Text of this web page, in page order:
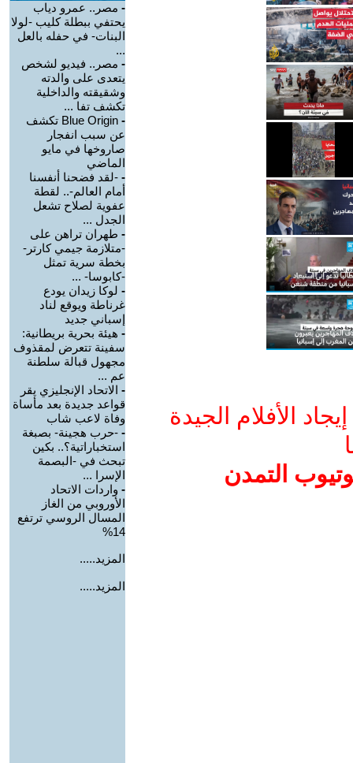
الأفلام الجيدة
التمدن
- مصر.. عمرو دياب
يحتفي ببطلة كليب -لولا
البنات- في حفله بالعل
...
- مصر.. فيديو لشخص
يتعدى على والدته
وشقيقته والداخلية
تكشف تفا ...
-
Blue Origin تكشف
عن سبب انفجار
صاروخها في مايو
الماضي
- -لقد فضحنا أنفسنا
أمام العالم-.. لقطة
عفوية لصلاح تشعل
الجدل ...
- طهران تراهن على
-متلازمة جيمي كارتر-
بخطة سرية تمثل
-كابوسا- ...
- لوكا زيدان يودع
غرناطة ويوقع لناد
إسباني جديد
- هيئة بحرية بريطانية:
سفينة تتعرض لمقذوف
مجهول قبالة سلطنة
عم ...
- الاتحاد الإنجليزي يقر
قواعد جديدة بعد مأساة
وفاة لاعب شاب
- -حرب هجينة- بصبغة
استخباراتية؟.. بكين
تبحث في -البصمة
الإسرا ...
- واردات الاتحاد
الأوروبي من الغاز
المسال الروسي ترتفع
14%
المزيد.....
المزيد.....